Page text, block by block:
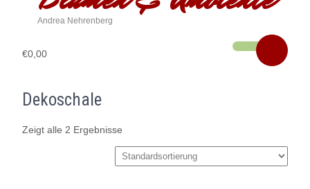
Andrea Nehrenberg
€0,00
Dekoschale
Zeigt alle 2 Ergebnisse